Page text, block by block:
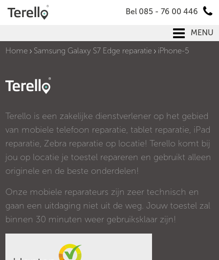
Bel 085 - 76 00 446
MENU
Home
Samsung Galaxy S7 Edge reparatie iPhone-5
Terello is een zakelijke dienstverlener op het gebied
van mobiele telefoon reparatie, tablet reparatie, iPad
reparatie, Zebra reparatie op locatie! Terello komt bij
jou op locatie je toestel repareren en gebruikt alleen
originele en de beste onderdelen!
Onze mobiele reparateurs zijn zeer technisch en
gaan een uitdaging niet uit de weg. Jouw toestel zal
binnen 30 minuten weer gebruiksklaar zijn!